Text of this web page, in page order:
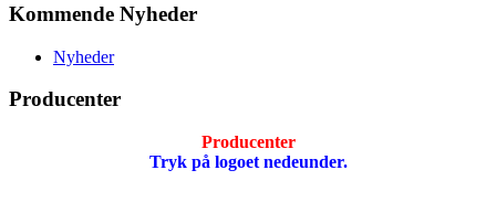
Kommende Nyheder
Nyheder
Producenter
Producenter
Tryk på logoet nedeunder.